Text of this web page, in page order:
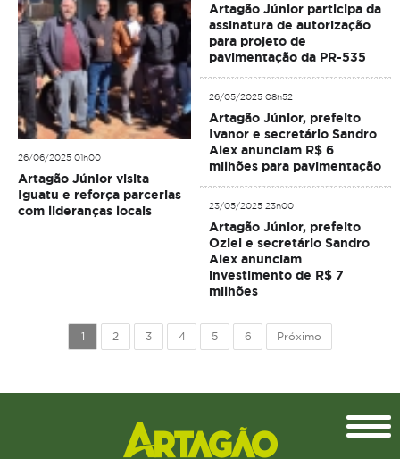
26/06/2025 01h00
Artagão Júnior visita
Iguatu e reforça parcerias
com lideranças locais
Artagão Júnior participa da
assinatura de autorização
para projeto de
pavimentação da PR-535
26/05/2025 08h52
Artagão Júnior, prefeito
Ivanor e secretário Sandro
Alex anunciam R$ 6
milhões para pavimentação
23/05/2025 23h00
Artagão Júnior, prefeito
Oziel e secretário Sandro
Alex anunciam
investimento de R$ 7
milhões
1 2 3 4 5 6 Próximo